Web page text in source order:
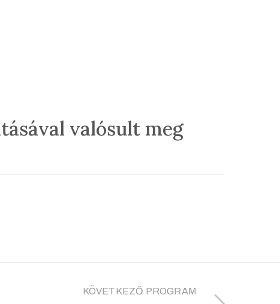
valósult meg
KÖVETKEZŐ PROGRAM